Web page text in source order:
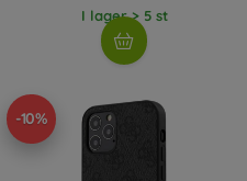
I lager > 5 st
-10%